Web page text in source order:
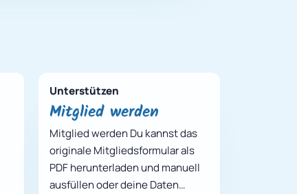
Unterstützen
Mitglied werden
Mitglied werden Du kannst das
originale Mitgliedsformular als
PDF herunterladen und manuell
ausfüllen oder deine Daten